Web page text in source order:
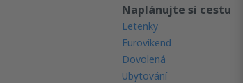
Naplánujte si cestu
Letenky
Eurovíkend
Dovolená
Ubytování